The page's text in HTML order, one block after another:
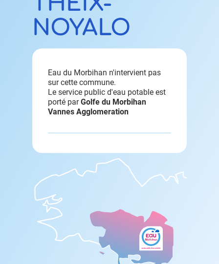
NOYALO
Eau du Morbihan n'intervient pas
sur cette commune.
Le service public d'eau potable est
porté parGolfe du Morbihan
Vannes Agglomeration